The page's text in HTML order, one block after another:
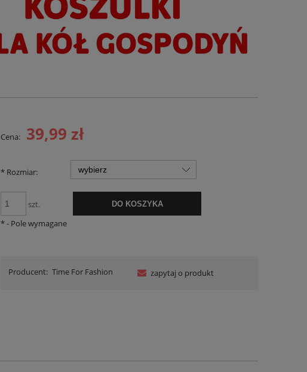
Cena: 39,99 zł
* Rozmiar:
szt. DO KOSZYKA
*- Pole wymagane
Producent: Time For Fashion zapytaj o produkt